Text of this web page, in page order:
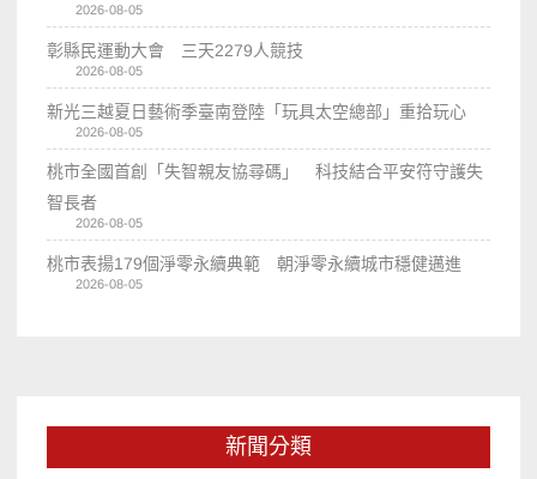
2026-08-05
彰縣民運動大會 三天2279人競技
2026-08-05
新光三越夏日藝術季臺南登陸「玩具太空總部」重拾玩心
2026-08-05
桃市全國首創「失智親友協尋碼」 科技結合平安符守護失
智長者
2026-08-05
桃市表揚179個淨零永續典範 朝淨零永續城市穩健邁進
2026-08-05
新聞分類